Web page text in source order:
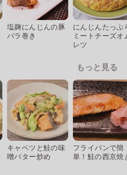
塩麹にんじんの豚
バラ巻き
にんじんたっぷ
ミートチーズオ
レツ
もっと見る
キャベツと鮭の味
噌バター炒め
フライパンで簡
単！鮭の西京焼